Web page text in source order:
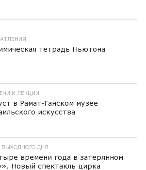
тетрадь Ньютона
И ЛЕКЦИИ
в Рамат-Ганском музее
искусства
ВЫХОДНОГО ДНЯ
времени года в затерянном
Новый спектакль цирка